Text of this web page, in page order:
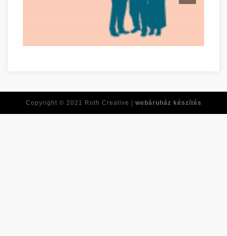
Copyright © 2021 Roth Creative | webáruház készítés